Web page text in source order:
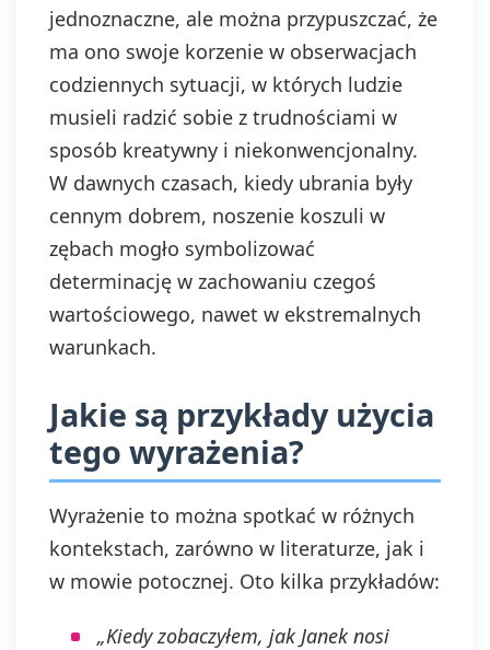
jednoznaczne, ale można przypuszczać, że
ma ono swoje korzenie w obserwacjach
codziennych sytuacji, w których ludzie
musieli radzić sobie z trudnościami w
sposób kreatywny i niekonwencjonalny.
W dawnych czasach, kiedy ubrania były
cennym dobrem, noszenie koszuli w
zębach mogło symbolizować
determinację w zachowaniu czegoś
wartościowego, nawet w ekstremalnych
warunkach.
Jakie są przykłady użycia
tego wyrażenia?
Wyrażenie to można spotkać w różnych
kontekstach, zarówno w literaturze, jak i
w mowie potocznej. Oto kilka przykładów:
„Kiedy zobaczyłem, jak Janek nosi